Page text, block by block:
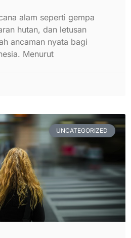
alam seperti gempa
hutan, dan letusan
ancaman nyata bagi
Menurut
UNCATEGORIZED